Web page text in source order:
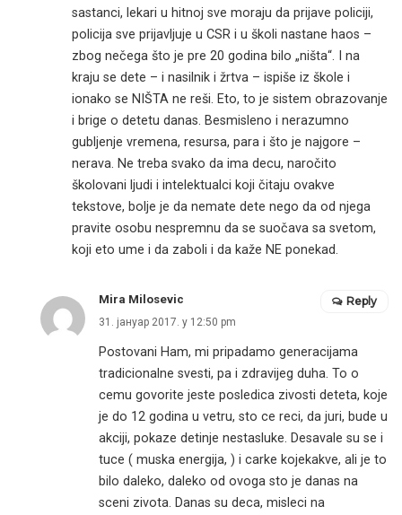
sastanci, lekari u hitnoj sve moraju da prijave policiji,
policija sve prijavljuje u CSR i u školi nastane haos –
zbog nečega što je pre 20 godina bilo „ništa“. I na
kraju se dete – i nasilnik i žrtva – ispiše iz škole i
ionako se NIŠTA ne reši. Eto, to je sistem obrazovanje
i brige o detetu danas. Besmisleno i nerazumno
gubljenje vremena, resursa, para i što je najgore –
nerava. Ne treba svako da ima decu, naročito
školovani ljudi i intelektualci koji čitaju ovakve
tekstove, bolje je da nemate dete nego da od njega
pravite osobu nespremnu da se suočava sa svetom,
koji eto ume i da zaboli i da kaže NE ponekad.
Mira Milosevic
31. јануар 2017. у 12:50 pm
Postovani Ham, mi pripadamo generacijama
tradicionalne svesti, pa i zdravijeg duha. To o
cemu govorite jeste posledica zivosti deteta, koje
je do 12 godina u vetru, sto ce reci, da juri, bude u
akciji, pokaze detinje nestasluke. Desavale su se i
tuce ( muska energija, ) i carke kojekakve, ali je to
bilo daleko, daleko od ovoga sto je danas na
sceni zivota. Danas su deca, misleci na
Reply